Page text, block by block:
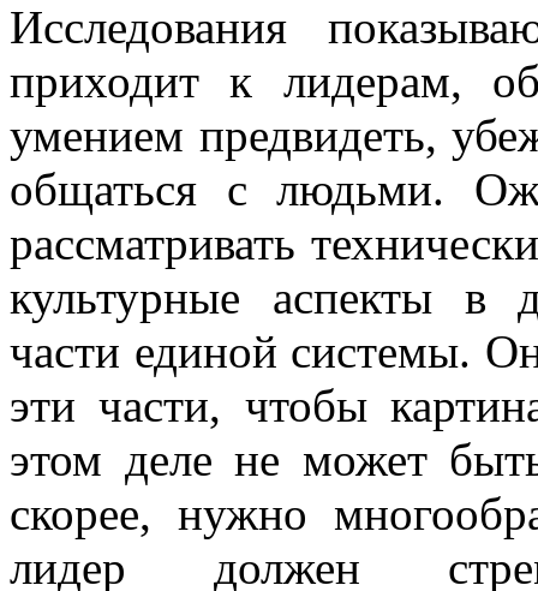
Исследования
приходит к лидерам,
умением предвидеть,
общаться с людьми.
рассматривать
культурные аспекты в
части единой системы.
эти части, чтобы
этом деле не может
скорее, нужно
лидер должен